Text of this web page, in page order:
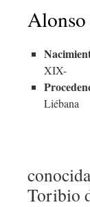
XIX-
Liébana
Toribio